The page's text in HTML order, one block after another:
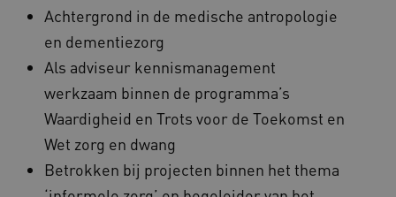
Achtergrond in de medische antropologie
en dementiezorg
Als adviseur kennismanagement
werkzaam binnen de programma’s
Waardigheid en Trots voor de Toekomst en
Wet zorg en dwang
Betrokken bij projecten binnen het thema